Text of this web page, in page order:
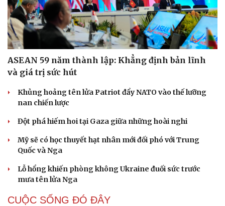
Cải chính
ASEAN 59 năm thành lập: Khẳng định bản lĩnh
và giá trị sức hút
Khủng hoảng tên lửa Patriot đẩy NATO vào thế lưỡng
nan chiến lược
Đột phá hiếm hoi tại Gaza giữa những hoài nghi
Mỹ sẽ có học thuyết hạt nhân mới đối phó với Trung
Quốc và Nga
Lỗ hổng khiến phòng không Ukraine đuối sức trước
mưa tên lửa Nga
CUỘC SỐNG ĐÓ ĐÂY